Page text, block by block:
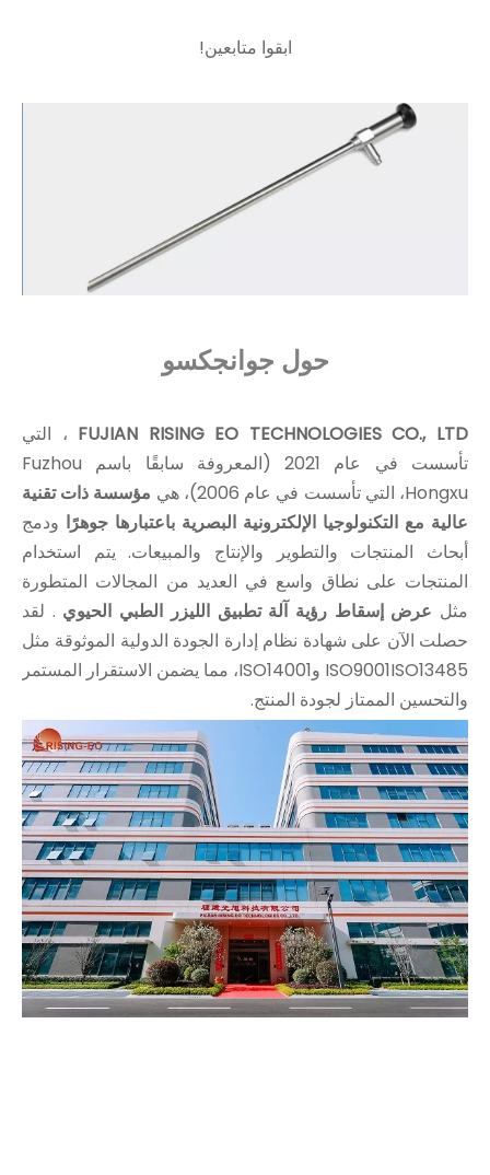
ابقوا متابعين!
حول جوانجكسو
FUJIAN RISING EO TECHNOLOGIES CO., LTD ، التي
تأسست في عام 2021 (المعروفة سابقًا باسم Fuzhou
Hongxu، التي تأسست في عام 2006)، هي
مؤسسة ذات تقنية
عالية مع التكنولوجيا الإلكترونية البصرية باعتبارها جوهرًا ودمج
أبحاث المنتجات والتطوير والإنتاج والمبيعات. يتم استخدام
المنتجات على نطاق واسع في العديد من المجالات المتطورة
مثل عرض إسقاط رؤية آلة تطبيق الليزر الطبي الحيوي . لقد
حصلت الآن على شهادة نظام إدارة الجودة الدولية الموثوقة مثل
ISO9001ISO13485 وISO14001، مما يضمن الاستقرار المستمر
والتحسين الممتاز لجودة المنتج.